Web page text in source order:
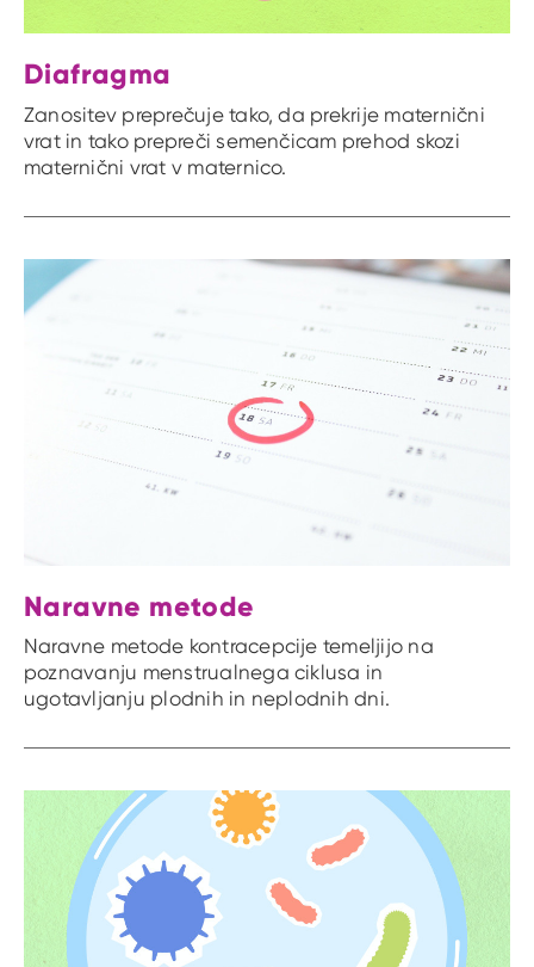
Diafragma
Zanositev preprečuje tako, da prekrije maternični
vrat in tako prepreči semenčicam prehod skozi
maternični vrat v maternico.
Naravne metode
Naravne metode kontracepcije temeljijo na
poznavanju menstrualnega ciklusa in
ugotavljanju plodnih in neplodnih dni.